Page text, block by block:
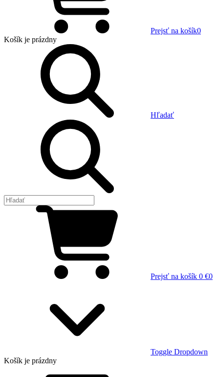
Prejsť na košík0
Košík je prázdny
Hľadať
Prejsť na košík 0 €0
Toggle Dropdown
Košík je prázdny